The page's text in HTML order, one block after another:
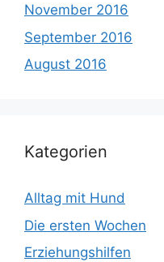
November 2016
September 2016
August 2016
Kategorien
Alltag mit Hund
Die ersten Wochen
Erziehungshilfen